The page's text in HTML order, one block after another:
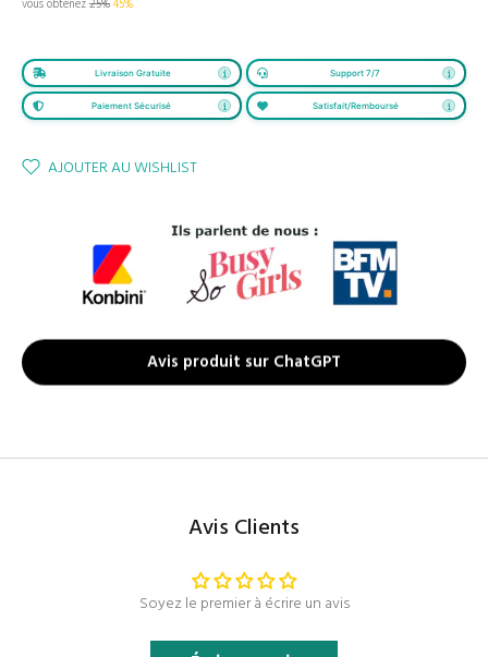
vous obtenez25%45%
Livraison Gratuite Support 7/7
Paiement Sécurisé Satisfait/Remboursé
AJOUTER AU WISHLIST
Avis produit sur ChatGPT
Avis Clients
Soyez le premier à écrire un avis